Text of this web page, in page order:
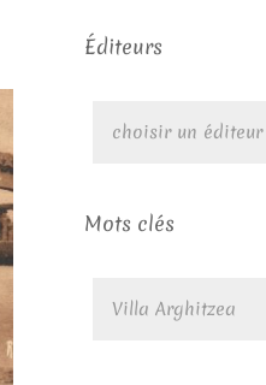
Éditeurs
Mots clés